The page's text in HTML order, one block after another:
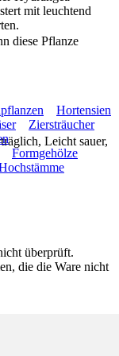
diese Pflanze
Leicht sauer,
mit leuchtend
Hortensien
Ziersträucher
Formgehölze
überprüft.
die die Ware nicht